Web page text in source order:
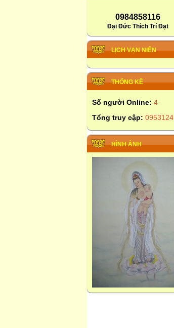
0984858116
Đại Đức Thích Trí Đạt
LỊCH VẠN NIÊN
THỐNG KÊ
Số người Online: 4
Tổng truy cập: 0953124
HÌNH ẢNH